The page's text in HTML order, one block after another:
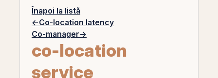
Înapoi la listă
←Co-location latency
Co-manager→
co-location
service